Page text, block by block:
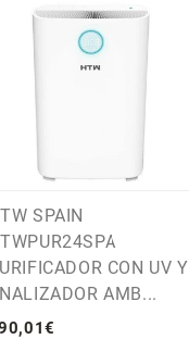
SPAIN
CON UV Y
AMB...
,01€